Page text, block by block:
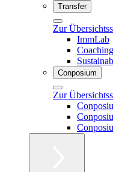
Transfer
Zur
ImmLab
Conposium
Zur